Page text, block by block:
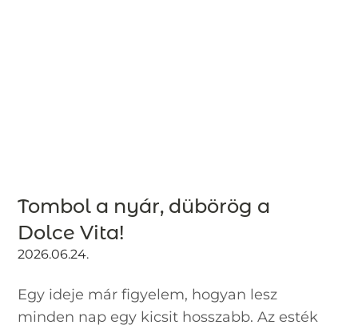
Tombol a nyár, dübörög a
Dolce Vita!
2026.06.24.
Egy ideje már figyelem, hogyan lesz
minden nap egy kicsit hosszabb. Az esték